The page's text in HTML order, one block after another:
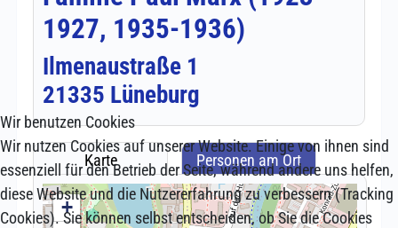
Wir benutzen Cookies
Wir nutzen Cookies auf unserer Website. Einige von ihnen sind
essenziell für den Betrieb der Seite, während andere uns helfen,
diese Website und die Nutzererfahrung zu verbessern (Tracking
Cookies). Sie können selbst entscheiden, ob Sie die Cookies